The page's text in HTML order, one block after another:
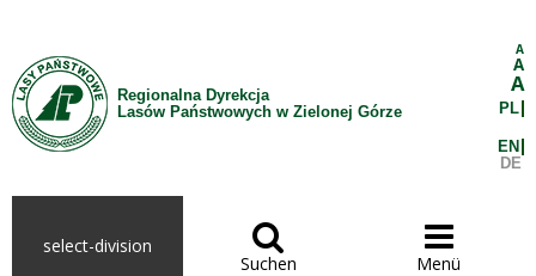
Regionalna Dyrekcja
Lasów Państwowych w Zielonej Górze
A
A
A
PL
EN
DE
select-division 
Suchen

Menü